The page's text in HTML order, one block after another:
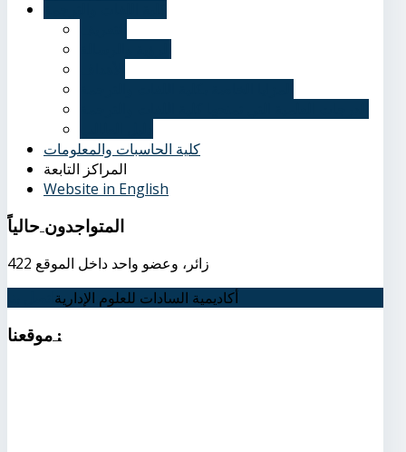
كلية الحاسبات والمعلومات
المراكز التابعة
Website in English
المتواجدون حالياً
422 زائر، وعضو واحد داخل الموقع
أكاديمية السادات للعلوم الإدارية
موقعنا: